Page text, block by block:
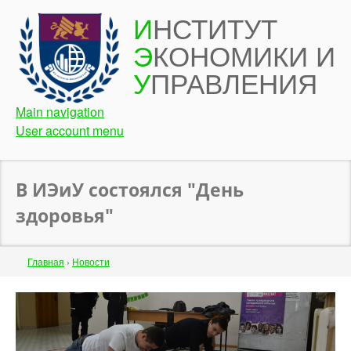
Перейти
основному
содержанию
ИНСТИТУТ
ЭКОНОМИКИ И
УПРАВЛЕНИЯ
Main navigation
User account menu
В ИЭиУ состоялся "День
здоровья"
Строка
навигации
Главная › Новости
Back
to
top